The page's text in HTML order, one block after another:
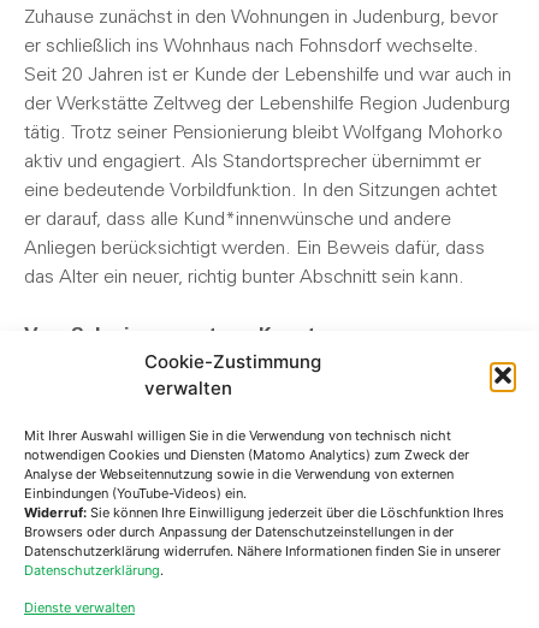
Cookie-Zustimmung
verwalten
Mit Ihrer Auswahl willigen Sie in die Verwendung von technisch nicht
notwendigen Cookies und Diensten (Matomo Analytics) zum Zweck der
Analyse der Webseitennutzung sowie in die Verwendung von externen
Einbindungen (YouTube-Videos) ein.
Widerruf: Sie können Ihre Einwilligung jederzeit über die Löschfunktion Ihres
Browsers oder durch Anpassung der Datenschutzeinstellungen in der
Datenschutzerklärung widerrufen. Nähere Informationen finden Sie in unserer
Datenschutzerklärung.
Dienste verwalten
Zuhause zunächst in den Wohnungen in Judenburg, bevor
er schließlich ins Wohnhaus nach Fohnsdorf wechselte.
Seit 20 Jahren ist er Kunde der Lebenshilfe und war auch in
der Werkstätte Zeltweg der Lebenshilfe Region Judenburg
tätig. Trotz seiner Pensionierung bleibt Wolfgang Mohorko
aktiv und engagiert. Als Standortsprecher übernimmt er
eine bedeutende Vorbildfunktion. In den Sitzungen achtet
er darauf, dass alle Kund*innenwünsche und andere
Anliegen berücksichtigt werden. Ein Beweis dafür, dass
das Alter ein neuer, richtig bunter Abschnitt sein kann.
Vom Schwimmsport zur Kunst
Seine Leidenschaft für das Schwimmen, bei dem er
unzählige Medaillen und Pokale sammeln konnte, mag zwar
kreative Ausdrucksform gefunden: das Malen. Sein
Zimmer ist gesäumt von bunten Bildern, die nicht nur seine
künstlerische Ader zeigen, sondern auch die positive
Energie, die er in die Gemeinschaft bringt.